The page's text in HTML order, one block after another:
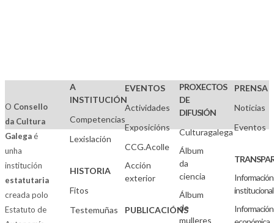
O Consello
da Cultura
Galegaé
unha
institución
estatutaria
creada polo
Estatuto de
A
INSTITUCIÓN
Competencias
Lexislación
HISTORIA
Fitos
Testemuñas
EVENTOS
Actividades
Exposicións
CCG.Acolle
Acción
exterior
PUBLICACIÓNS
PROXECTOS
DE
DIFUSIÓN
Culturagalega
Álbum
da
ciencia
Álbum
de
mulleres
PRENSA
Noticias
Eventos
Información
institucional
Información